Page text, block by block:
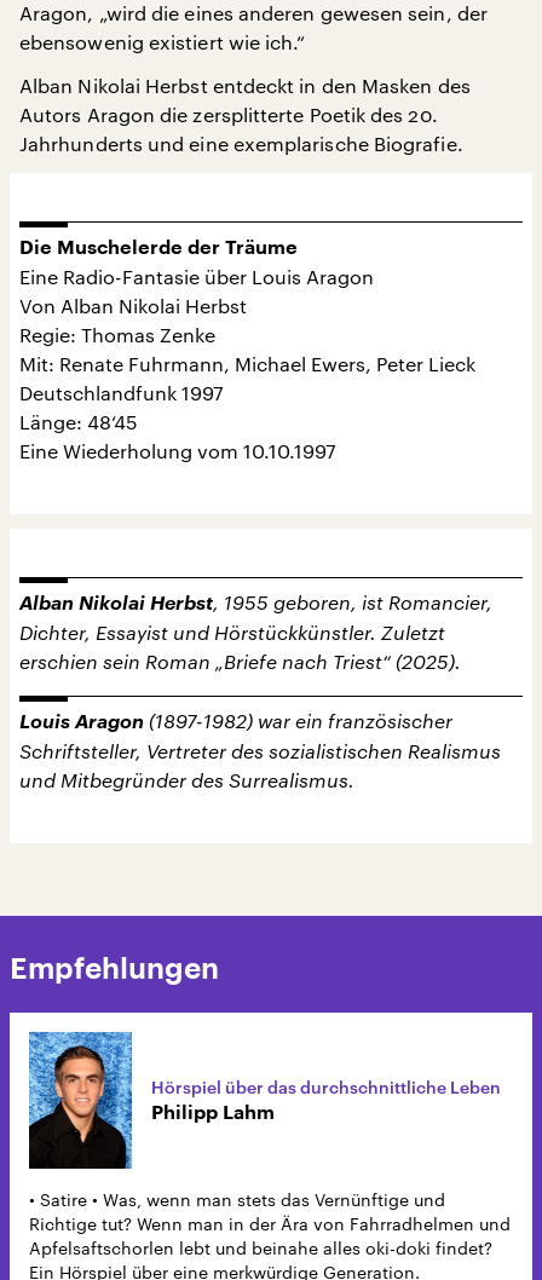
Aragon, „wird die eines anderen gewesen sein, der
ebensowenig existiert wie ich.“
Alban Nikolai Herbst entdeckt in den Masken des
Autors Aragon die zersplitterte Poetik des 20.
Jahrhunderts und eine exemplarische Biografie.
Die Muschelerde der Träume
Eine Radio-Fantasie über Louis Aragon
Von Alban Nikolai Herbst
Regie: Thomas Zenke
Mit: Renate Fuhrmann, Michael Ewers, Peter Lieck
Deutschlandfunk 1997
Länge: 48‘45
Eine Wiederholung vom 10.10.1997
Alban Nikolai Herbst, 1955 geboren, ist Romancier,
Dichter, Essayist und Hörstückkünstler. Zuletzt
erschien sein Roman „Briefe nach Triest“ (2025).
Louis Aragon (1897-1982) war ein französischer
Schriftsteller, Vertreter des sozialistischen Realismus
und Mitbegründer des Surrealismus.
Empfehlungen
Hörspiel über das durchschnittliche Leben
Philipp Lahm
• Satire • Was, wenn man stets das Vernünftige und
Richtige tut? Wenn man in der Ära von Fahrradhelmen und
Apfelsaftschorlen lebt und beinahe alles oki-doki findet?
Ein Hörspiel über eine merkwürdige Generation.